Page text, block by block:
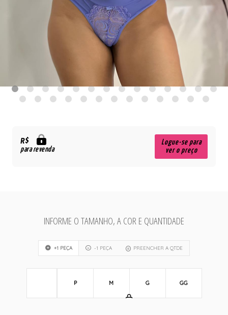
R$
para revenda
Logue-se para
ver o preço
INFORME O TAMANHO, A COR E QUANTIDADE
+1 PEÇA -1 PEÇA PREENCHER A QTDE
P M G GG